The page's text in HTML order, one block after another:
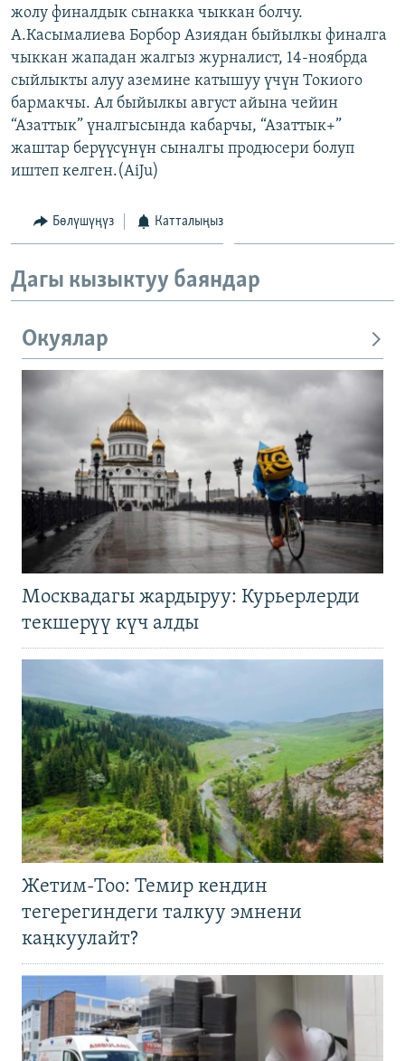
жолу финалдык сынакка чыккан болчу.
А.Касымалиева Борбор Азиядан быйылкы финалга
чыккан жападан жалгыз журналист, 14-ноябрда
сыйлыкты алуу аземине катышуу үчүн Токиого
бармакчы. Ал быйылкы август айына чейин
“Азаттык” үналгысында кабарчы, “Азаттык+”
жаштар берүүсүнүн сыналгы продюсери болуп
иштеп келген.(AiJu)
Бөлүшүңүз Катталыңыз
Дагы кызыктуу баяндар
Окуялар
Москвадагы жардыруу: Курьерлерди
текшерүү күч алды
Жетим-Тоо: Темир кендин
тегерегиндеги талкуу эмнени
каңкуулайт?